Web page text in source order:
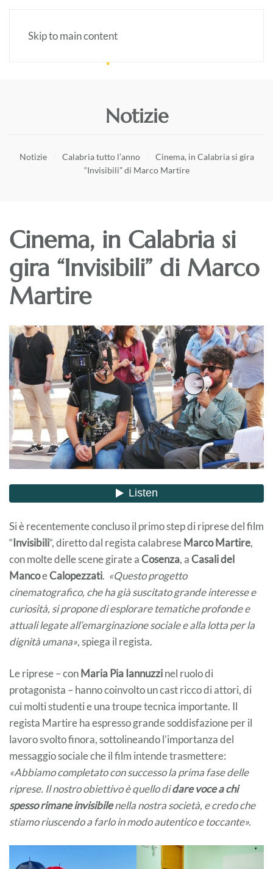
Skip to main content
Notizie
Notizie Calabria tutto l’anno
Cinema, in Calabria si gira
“Invisibili” di Marco Martire
Cinema, in Calabria si
gira “Invisibili” di Marco
Martire
Si è recentemente concluso il primo step di riprese del film
“Invisibili“, diretto dal regista calabreseMarco Martire,
con molte delle scene girate aCosenza, aCasali del
MancoeCalopezzati. «Questo progetto
cinematografico, che ha già suscitato grande interesse e
curiosità, si propone di esplorare tematiche profonde e
attuali legate all’emarginazione sociale e alla lotta per la
dignità umana», spiega il regista.
Le riprese – conMaria Pia Iannuzzinel ruolo di
protagonista – hanno coinvolto un cast ricco di attori, di
cui molti studenti e una troupe tecnica importante. Il
regista Martire ha espresso grande soddisfazione per il
lavoro svolto finora, sottolineando l’importanza del
messaggio sociale che il film intende trasmettere:
«Abbiamo completato con successo la prima fase delle
riprese. Il nostro obiettivo è quello didare voce a chi
spesso rimane invisibilenella nostra società, e credo che
stiamo riuscendo a farlo in modo autentico e toccante».